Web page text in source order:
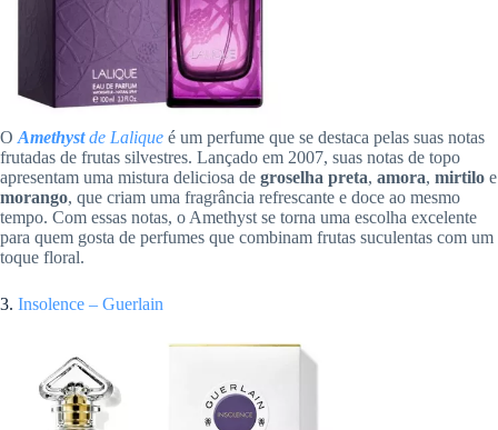
O Amethystde Lalique é um perfume que se destaca pelas suas notas
frutadas de frutas silvestres. Lançado em 2007, suas notas de topo
apresentam uma mistura deliciosa de groselha preta, amora, mirtilo e
morango, que criam uma fragrância refrescante e doce ao mesmo
tempo. Com essas notas, o Amethyst se torna uma escolha excelente
para quem gosta de perfumes que combinam frutas suculentas com um
toque floral.
3. Insolence – Guerlain